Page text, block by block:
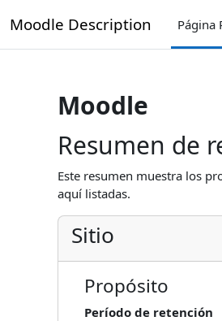
Moodle Description Página
Moodle
Resumen de
Este resumen muestra los
aquí listadas.
Sitio
Propósito
Período de retención